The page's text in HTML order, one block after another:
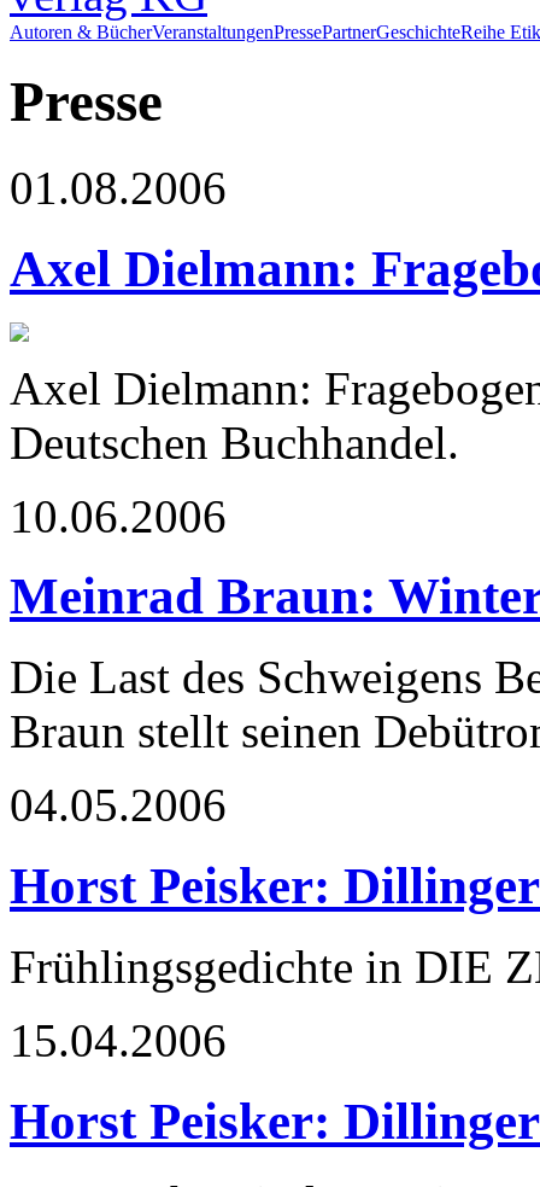
Autoren & BücherVeranstaltungenPressePartnerGeschichteReihe
Presse
01.08.2006
Axel Dielmann:
Axel Dielmann:
Deutschen Buchhandel.
10.06.2006
Meinrad Braun:
Die Last des Schweigens
Braun stellt seinen
04.05.2006
Horst Peisker:
Frühlingsgedichte in DIE
15.04.2006
Horst Peisker: